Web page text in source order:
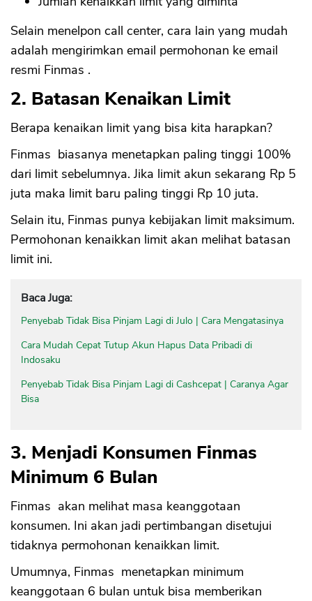
Selain menelpon call center, cara lain yang mudah
adalah mengirimkan email permohonan ke email
resmi Finmas .
2. Batasan Kenaikan Limit
Berapa kenaikan limit yang bisa kita harapkan?
Finmas biasanya menetapkan paling tinggi 100%
dari limit sebelumnya. Jika limit akun sekarang Rp 5
juta maka limit baru paling tinggi Rp 10 juta.
Selain itu, Finmas punya kebijakan limit maksimum.
Permohonan kenaikkan limit akan melihat batasan
limit ini.
Baca Juga:
Penyebab Tidak Bisa Pinjam Lagi di Julo | Cara Mengatasinya
Cara Mudah Cepat Tutup Akun Hapus Data Pribadi di
Indosaku
Penyebab Tidak Bisa Pinjam Lagi di Cashcepat | Caranya Agar
Bisa
3. Menjadi Konsumen Finmas
Minimum 6 Bulan
Finmas akan melihat masa keanggotaan
konsumen. Ini akan jadi pertimbangan disetujui
tidaknya permohonan kenaikkan limit.
Umumnya, Finmas menetapkan minimum
keanggotaan 6 bulan untuk bisa memberikan